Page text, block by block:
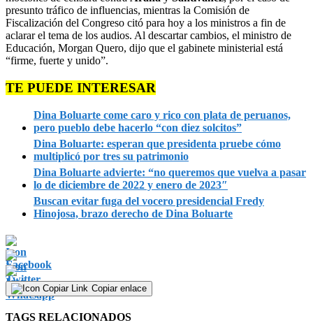
presunto tráfico de influencias, mientras la Comisión de
Fiscalización del Congreso citó para hoy a los ministros a fin de
aclarar el tema de los audios. Al descartar cambios, el ministro de
Educación, Morgan Quero, dijo que el gabinete ministerial está
“firme, fuerte y unido”.
TE PUEDE INTERESAR
Dina Boluarte come caro y rico con plata de peruanos,
pero pueblo debe hacerlo “con diez solcitos”
Dina Boluarte: esperan que presidenta pruebe cómo
multiplicó por tres su patrimonio
Dina Boluarte advierte: “no queremos que vuelva a pasar
lo de diciembre de 2022 y enero de 2023″
Buscan evitar fuga del vocero presidencial Fredy
Hinojosa, brazo derecho de Dina Boluarte
Copiar enlace
TAGS RELACIONADOS